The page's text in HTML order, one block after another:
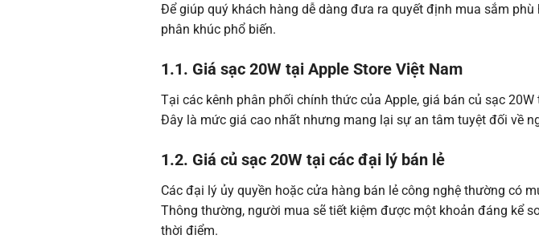
Để giúp quý khách hàng dễ dàng đưa ra quyết định mua sắm
phân khúc phổ biến.
1.1. Giá sạc 20W tại Apple Store Việt Nam
Tại các kênh phân phối chính thức của Apple, giá bán củ sạc
Đây là mức giá cao nhất nhưng mang lại sự an tâm tuyệt đối về
1.2. Giá củ sạc 20W tại các đại lý bán lẻ
Các đại lý ủy quyền hoặc cửa hàng bán lẻ công nghệ thường có
Thông thường, người mua sẽ tiết kiệm được một khoản đáng kể
thời điểm.